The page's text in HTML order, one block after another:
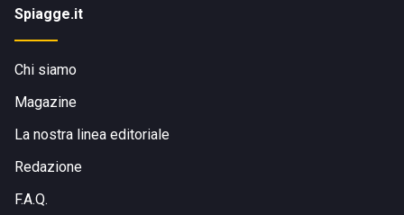
Spiagge.it
Chi siamo
Magazine
La nostra linea editoriale
Redazione
F.A.Q.